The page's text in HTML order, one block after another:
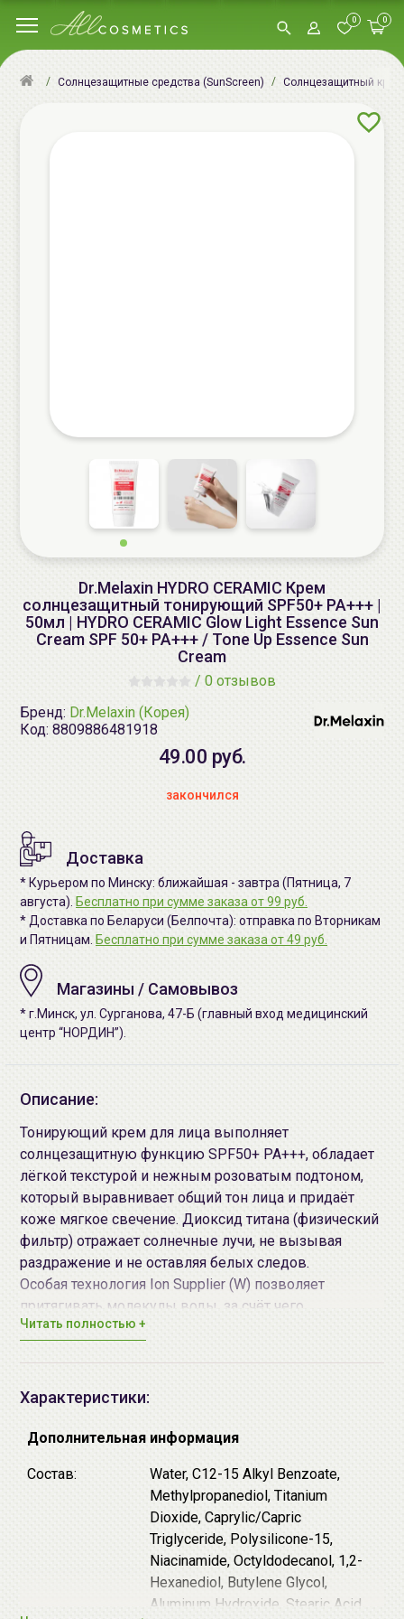
0 0
Солнцезащитные средства (SunScreen) Солнцезащитный крем
Dr.Melaxin HYDRO CERAMIC Крем
солнцезащитный тонирующий SPF50+ PA+++ |
50мл | HYDRO CERAMIC Glow Light Essence Sun
Cream SPF 50+ PA+++ / Tone Up Essence Sun
Cream
/ 0 отзывов
Бренд: Dr.Melaxin (Корея)
Код: 8809886481918
49.00 руб.
закончился
Доставка
* Курьером по Минску: ближайшая - завтра (Пятница, 7
августа). Бесплатно при сумме заказа от 99 руб.
* Доставка по Беларуси (Белпочта): отправка по Вторникам
и Пятницам. Бесплатно при сумме заказа от 49 руб.
Магазины / Самовывоз
* г.Минск, ул. Сурганова, 47-Б (главный вход медицинский
центр “НОРДИН”).
Описание:
Тонирующий крем для лица выполняет
солнцезащитную функцию SPF50+ PA+++, обладает
лёгкой текстурой и нежным розоватым подтоном,
который выравнивает общий тон лица и придаёт
коже мягкое свечение. Диоксид титана (физический
фильтр) отражает солнечные лучи, не вызывая
раздражение и не оставляя белых следов.
Особая технология Ion Supplier (W) позволяет
притягивать молекулы воды, за счёт чего
препятствует трансэпидермальной потере влаги,
Крем подходит в качестве дневного ухода и базы
лучей, поддерживает оптимальный уровень
выравнивание рельефа.
Дополнительные действующие компоненты:
Ниацинамид (витамин B3)- замедляет доставку
меланина к эпидермису, за счёт чего
предотвращает образование пигментных пятен.
Регулирует выработку себума, уменьшает
Читать полностью +
Характеристики:
Дополнительная информация
Состав:
Water, C12-15 Alkyl Benzoate,
Methylpropanediol, Titanium
Dioxide, Caprylic/Capric
Triglyceride, Polysilicone-15,
Niacinamide, Octyldodecanol, 1,2-
Hexanediol, Butylene Glycol,
Aluminum Hydroxide, Stearic Acid,